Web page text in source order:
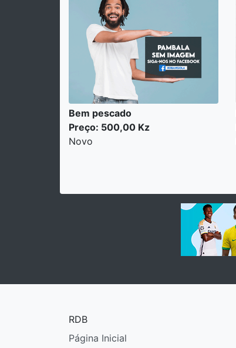
Bem pescado
Preço: 500,00 Kz
Novo
RDB
Página Inicial